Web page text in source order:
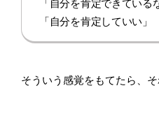
「自分を肯定できている
「自分を肯定していい」
そういう感覚をもてたら、そ